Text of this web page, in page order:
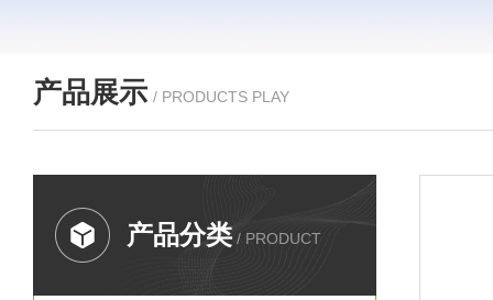
产品展示 / PRODUCTS PLAY
产品分类 / PRODUCT